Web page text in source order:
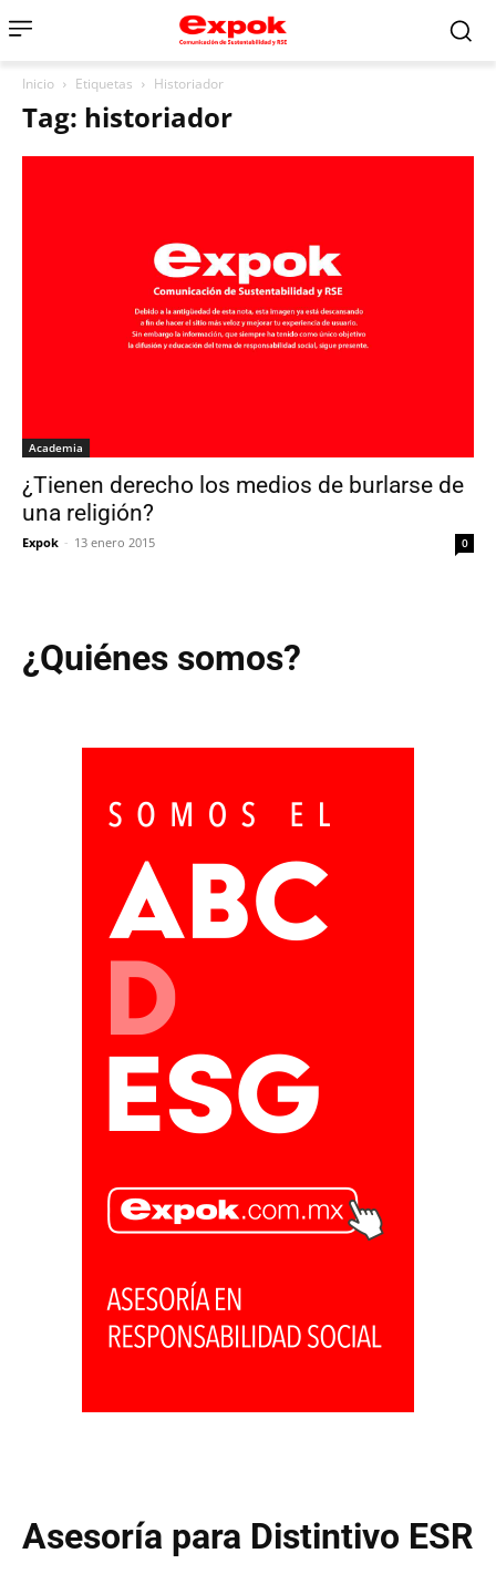
Inicio Etiquetas Historiador
Tag: historiador
Academia
¿Tienen derecho los medios de burlarse de
una religión?
Expok - 13 enero 2015 0
¿Quiénes somos?
Asesoría para Distintivo ESR